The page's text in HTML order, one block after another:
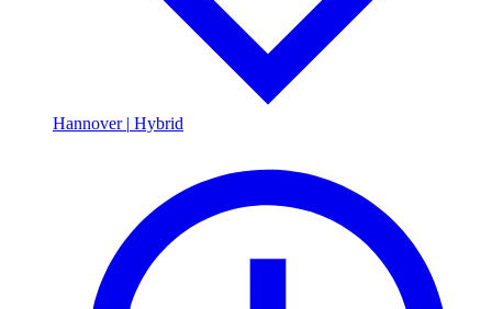
Hannover | Hybrid